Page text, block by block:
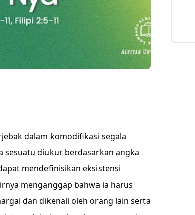
dalam komodifikasi segala
sesuatu diukur berdasarkan angka
mendefinisikan eksistensi
menganggap bahwa ia harus
dan dikenali oleh orang lain serta